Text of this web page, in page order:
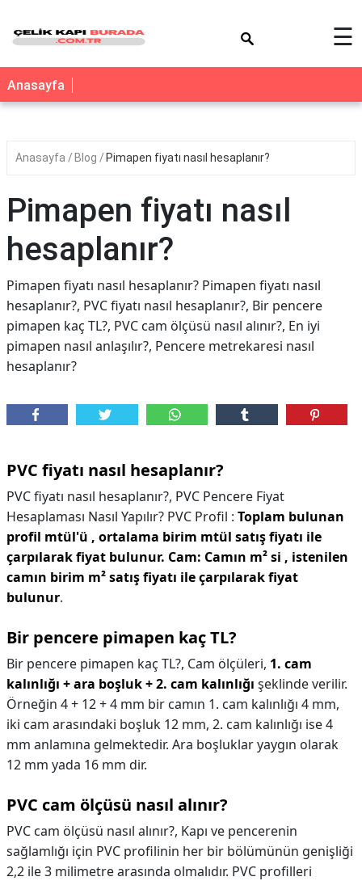
☰
Anasayfa
Anasayfa Blog Pimapen fiyatı nasıl hesaplanır?
Pimapen fiyatı nasıl
hesaplanır?
Pimapen fiyatı nasıl hesaplanır? Pimapen fiyatı nasıl
hesaplanır?, PVC fiyatı nasıl hesaplanır?, Bir pencere
pimapen kaç TL?, PVC cam ölçüsü nasıl alınır?, En iyi
pimapen nasıl anlaşılır?, Pencere metrekaresi nasıl
hesaplanır?
PVC fiyatı nasıl hesaplanır?
PVC fiyatı nasıl hesaplanır?, PVC Pencere Fiyat
Hesaplaması Nasıl Yapılır? PVC Profil : Toplam bulunan
profil mtül'ü , ortalama birim mtül satış fiyatı ile
çarpılarak fiyat bulunur. Cam: Camın m² si , istenilen
camın birim m² satış fiyatı ile çarpılarak fiyat
bulunur.
Bir pencere pimapen kaç TL?
Bir pencere pimapen kaç TL?, Cam ölçüleri, 1. cam
kalınlığı + ara boşluk + 2. cam kalınlığı şeklinde verilir.
Örneğin 4 + 12 + 4 mm bir camın 1. cam kalınlığı 4 mm,
iki cam arasındaki boşluk 12 mm, 2. cam kalınlığı ise 4
mm anlamına gelmektedir. Ara boşluklar yaygın olarak
12 mm yada 16 mm dir.
PVC cam ölçüsü nasıl alınır?
PVC cam ölçüsü nasıl alınır?, Kapı ve pencerenin
sağlamlığı için PVC profilinin her bir bölümünün genişliği
2,2 ile 3 milimetre arasında olmalıdır. PVC profilleri